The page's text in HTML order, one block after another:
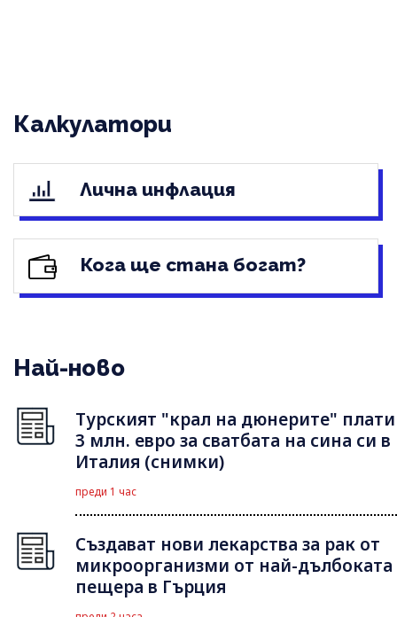
Калкулатори
Лична инфлация
Кога ще стана богат?
Най-ново
Турският "крал на дюнерите" плати
3 млн. евро за сватбата на сина си в
Италия (снимки)
преди 1 час
Създават нови лекарства за рак от
микроорганизми от най-дълбоката
пещера в Гърция